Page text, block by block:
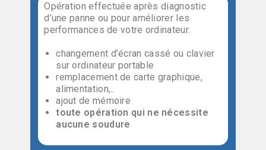
Opération effectuée après diagnostic
d’une panne ou pour améliorer les
performances de votre ordinateur.
changement d’écran cassé ou clavier
sur ordinateur portable
remplacement de carte graphique,
alimentation,..
ajout de mémoire
toute opération qui ne nécessite
aucune soudure